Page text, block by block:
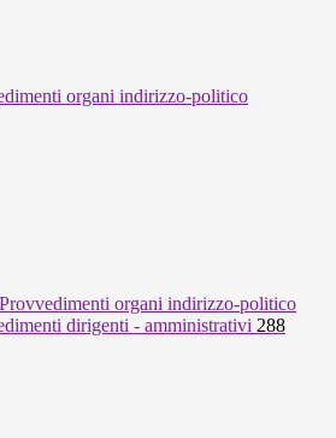
organi indirizzo-politico
Provvedimenti organi indirizzo-politico
dirigenti - amministrativi 288